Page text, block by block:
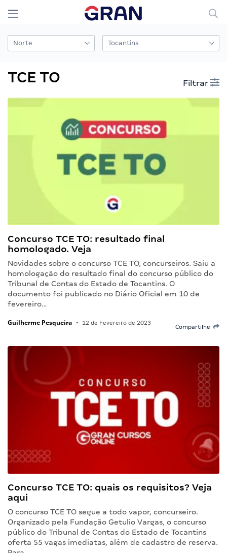
TCE TO Filtrar
Concurso TCE TO: resultado final
homologado. Veja
Novidades sobre o concurso TCE TO, concurseiros. Saiu a
homologação do resultado final do concurso público do
Tribunal de Contas do Estado de Tocantins. O
documento foi publicado no Diário Oficial em 10 de
fevereiro…
Guilherme Pesqueira • 12 de Fevereiro de 2023
Compartilhe
Concurso TCE TO: quais os requisitos? Veja
aqui
O concurso TCE TO segue a todo vapor, concurseiro.
Organizado pela Fundação Getulio Vargas, o concurso
público do Tribunal de Contas do Estado de Tocantins
oferta 55 vagas imediatas, além de cadastro de reserva.